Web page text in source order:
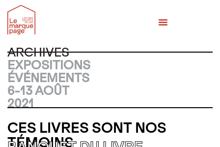
ARCHIVES
EXPOSITIONS
ÉVÉNEMENTS
6-13 AOÛT
2021
CES LIVRES SONT NOS
TÉMOINS